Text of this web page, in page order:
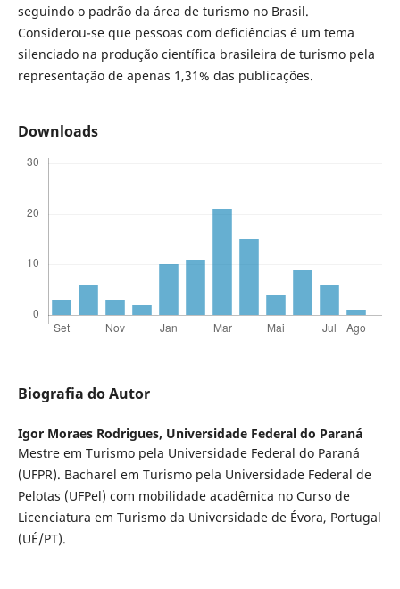
seguindo o padrão da área de turismo no Brasil.
Considerou-se que pessoas com deficiências é um tema
silenciado na produção científica brasileira de turismo pela
representação de apenas 1,31% das publicações.
Downloads
Biografia do Autor
Igor Moraes Rodrigues, Universidade Federal do Paraná
Mestre em Turismo pela Universidade Federal do Paraná
(UFPR). Bacharel em Turismo pela Universidade Federal de
Pelotas (UFPel) com mobilidade acadêmica no Curso de
Licenciatura em Turismo da Universidade de Évora, Portugal
(UÉ/PT).